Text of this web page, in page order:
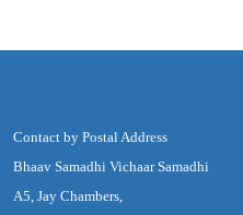
Contact by Postal Address
Bhaav Samadhi Vichaar Samadhi
A5, Jay Chambers,